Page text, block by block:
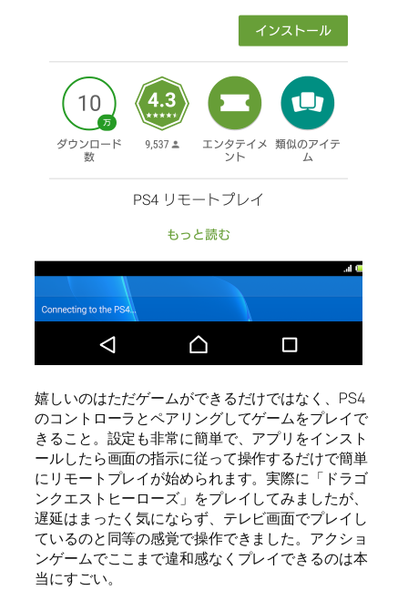
嬉しいのはただゲームができるだけではなく、PS4
のコントローラとペアリングしてゲームをプレイで
きること。設定も非常に簡単で、アプリをインスト
ールしたら画面の指示に従って操作するだけで簡単
にリモートプレイが始められます。実際に「ドラゴ
ンクエストヒーローズ」をプレイしてみましたが、
遅延はまったく気にならず、テレビ画面でプレイし
ているのと同等の感覚で操作できました。アクショ
ンゲームでここまで違和感なくプレイできるのは本
当にすごい。